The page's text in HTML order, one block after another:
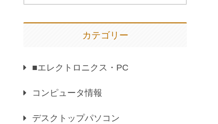
カテゴリー
■エレクトロニクス・PC
コンピュータ情報
デスクトップパソコン